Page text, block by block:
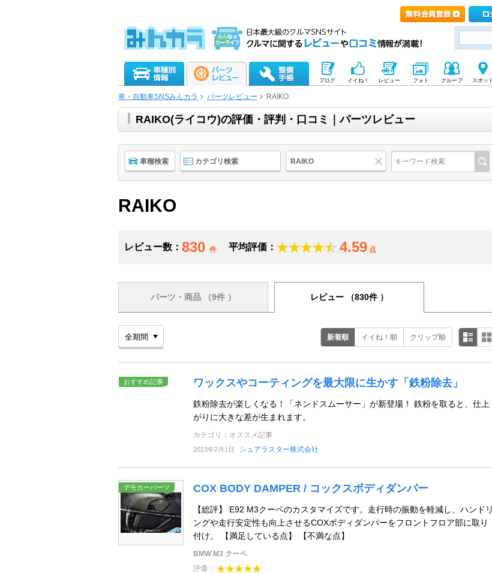
ブログ イイね！ レビュー フォト グループ スポット
車・自動車SNSみんカラ パーツレビュー RAIKO
RAIKO(ライコウ)の評価・評判・口コミ｜パーツレビュー
車種検索 カテゴリ検索 RAIKO
RAIKO
レビュー数： 830 件 平均評価： 4.59 点
パーツ・商品 （9件 ） レビュー （830件 ）
新着順 イイね！順 クリップ順
おすすめ記事 ワックスやコーティングを最大限に生かす「鉄粉除去」
鉄粉除去が楽しくなる！「ネンドスムーサー」が新登場！ 鉄粉を取ると、仕上
がりに大きな差が生まれます。
カテゴリ：オススメ記事
2023年2月1日 シュアラスター株式会社
デモカーパーツ COX BODY DAMPER / コックスボディダンパー
【総評】 E92 M3クーペのカスタマイズです。走行時の振動を軽減し、ハンドリ
ングや走行安定性も向上させるCOXボディダンパーをフロントフロア部に取り
付け。 【満足している点】 【不満な点】
BMW M3 クーペ
評価：